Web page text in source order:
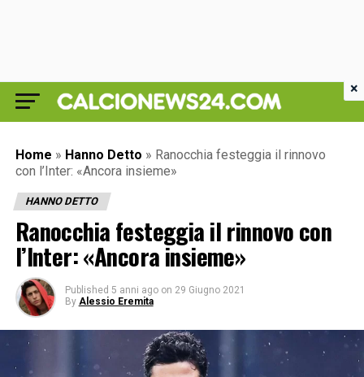
Home » Hanno Detto » Ranocchia festeggia il rinnovo
con l’Inter: «Ancora insieme»
HANNO DETTO
Ranocchia festeggia il rinnovo con
l’Inter: «Ancora insieme»
Published 5 anni ago on 29 Giugno 2021
By Alessio Eremita
×